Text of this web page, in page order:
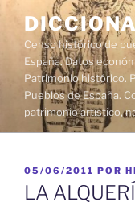
contenido
Censo histórico de
España. Datos
Patrimonio histórico.
Pueblos de España.
patrimonio artístico,
PUBLICADO
EL
05/06/2011 POR
LA